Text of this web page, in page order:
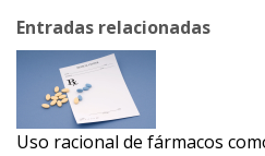
Entradas relacionadas
Uso racional de fármacos